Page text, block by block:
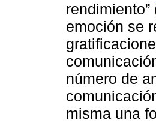
rendimiento”
emoción se
número de
misma una